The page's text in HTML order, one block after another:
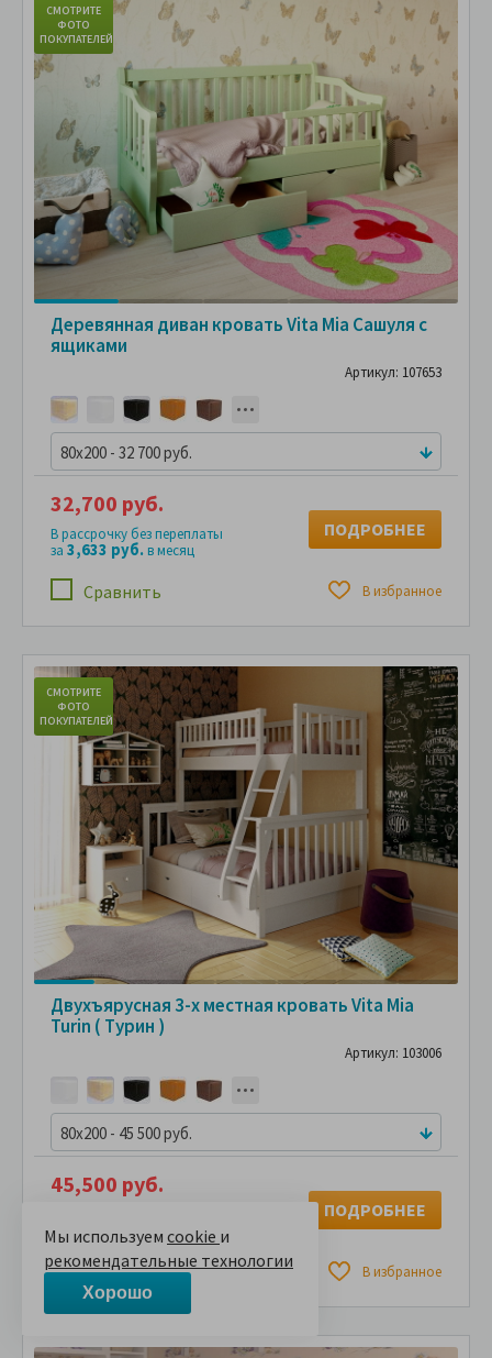
СМОТРИТЕ
ФОТО
ПОКУПАТЕЛЕЙ
Деревянная диван кровать Vita Mia Сашуля с
ящиками
Артикул: 107653
80x200 - 32 700 руб.
Сравнить В избранное
32,700 руб.
В рассрочку без переплаты
за 3,633 руб.в месяц
ПОДРОБНЕЕ
СМОТРИТЕ
ФОТО
ПОКУПАТЕЛЕЙ
Двухъярусная 3-х местная кровать Vita Mia
Turin ( Турин )
Артикул: 103006
80x200 - 45 500 руб.
Сравнить В избранное
45,500 руб.
за5,055 руб.в месяц
ПОДРОБНЕЕ
Мы используем cookie и
рекомендательные технологии
Хорошо